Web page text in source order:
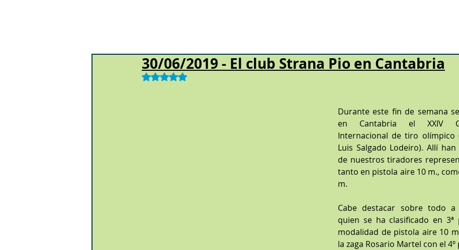
30/06/2019 - El club Strana Pio en Cantabria
Obtuvo NaN de 5 estrellas.
Durante este fin de semana
en Cantabria el XXIV
Internacional de tiro olímpico
Luis Salgado Lodeiro). Allí
de nuestros tiradores
tanto en pistola aire 10 m.,
m.
Cabe destacar sobre todo a
quien se ha clasificado en 3ª
modalidad de pistola aire 10
la zaga Rosario Martel con el 4º